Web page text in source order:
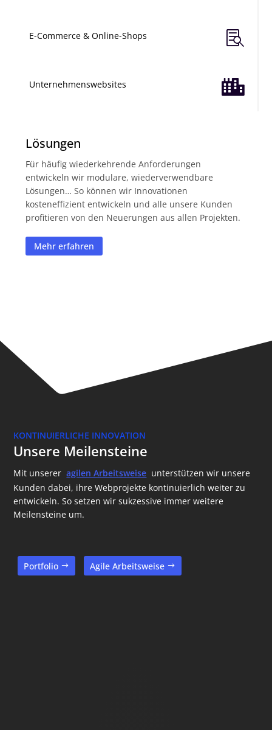

E-Commerce & Online-Shops

Unternehmenswebsites
Lösungen
Für häufig wiederkehrende Anforderungen
entwickeln wir modulare, wiederverwendbare
Lösungen… So können wir Innovationen
kosteneffizient entwickeln und alle unsere Kunden
profitieren von den Neuerungen aus allen Projekten.
Mehr erfahren
KONTINUIERLICHE INNOVATION
Unsere Meilensteine
Mit unserer agilen Arbeitsweise unterstützen wir unsere
Kunden dabei, ihre Webprojekte kontinuierlich weiter zu
entwickeln. So setzen wir sukzessive immer weitere
Meilensteine um.
Portfolio Agile Arbeitsweise